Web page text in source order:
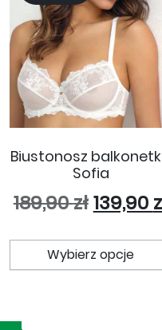
Biustonosz
Sofia
189,90zł139,90
Wybierz opcje